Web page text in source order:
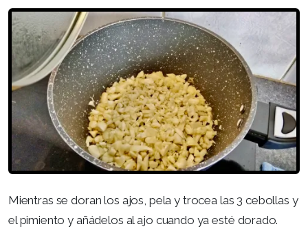
Mientras se doran los ajos, pela y trocea las 3 cebollas y
el pimiento y añádelos al ajo cuando ya esté dorado.